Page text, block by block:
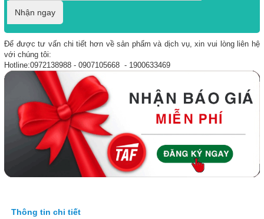
Nhận ngay
Để được tư vấn chi tiết hơn về sản phẩm và dịch vụ, xin vui lòng liên hệ
với chúng tôi:
Hotline:0972138988 - 0907105668 - 1900633469
Thông tin chi tiết